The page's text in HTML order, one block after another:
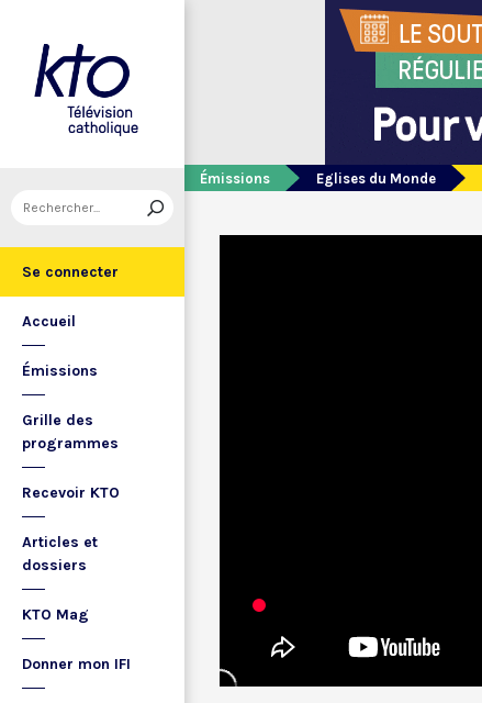
Se connecter
Accueil
Émissions
Grille des
programmes
Recevoir KTO
Articles et
dossiers
KTO Mag
Donner mon IFI
Émissions Eglises du Monde